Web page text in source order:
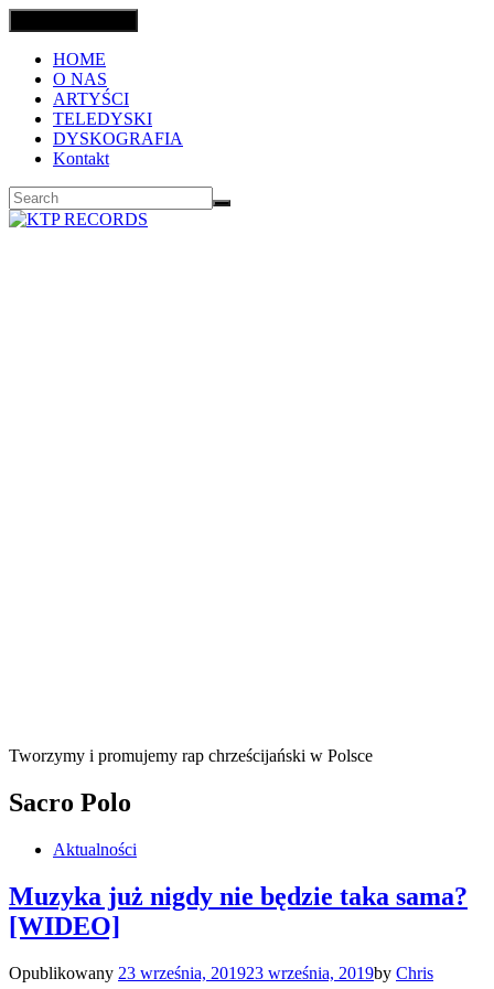
HOME
O NAS
ARTYŚCI
TELEDYSKI
DYSKOGRAFIA
Kontakt
Tworzymy i promujemy rap chrześcijański w Polsce
Sacro Polo
Aktualności
Muzyka już nigdy nie będzie taka sama?
[WIDEO]
Opublikowany 23 września, 201923 września, 2019by Chris